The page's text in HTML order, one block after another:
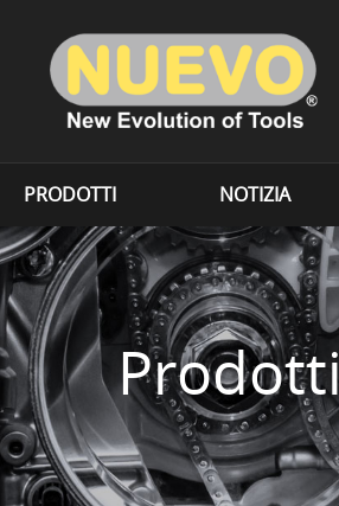
PRODOTTI NOTIZIA
Prodotti